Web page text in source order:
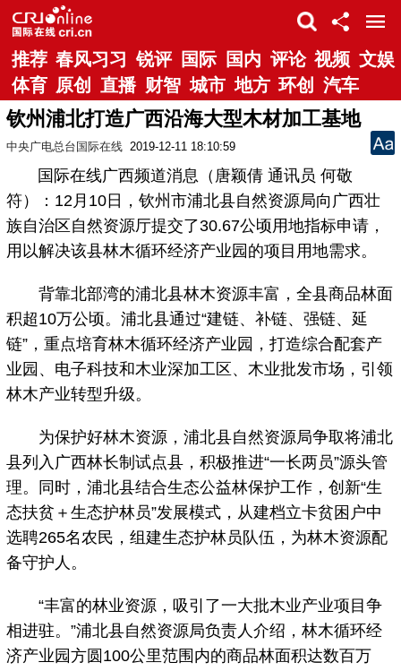
推荐 春风习习 锐评 国际 国内 评论 视频 文娱
体育 原创 直播 财智 城市 地方 环创 汽车
钦州浦北打造广西沿海大型木材加工基地
中央广电总台国际在线 2019-12-11 18:10:59
国际在线广西频道消息（唐颖倩 通讯员 何敬
符）：12月10日，钦州市浦北县自然资源局向广西壮
族自治区自然资源厅提交了30.67公顷用地指标申请，
用以解决该县林木循环经济产业园的项目用地需求。
背靠北部湾的浦北县林木资源丰富，全县商品林面
积超10万公顷。浦北县通过“建链、补链、强链、延
链”，重点培育林木循环经济产业园，打造综合配套产
业园、电子科技和木业深加工区、木业批发市场，引领
林木产业转型升级。
为保护好林木资源，浦北县自然资源局争取将浦北
县列入广西林长制试点县，积极推进“一长两员”源头管
理。同时，浦北县结合生态公益林保护工作，创新“生
态扶贫＋生态护林员”发展模式，从建档立卡贫困户中
选聘265名农民，组建生态护林员队伍，为林木资源配
备守护人。
“丰富的林业资源，吸引了一大批木业产业项目争
相进驻。”浦北县自然资源局负责人介绍，林木循环经
济产业园方圆100公里范围内的商品林面积达数百万